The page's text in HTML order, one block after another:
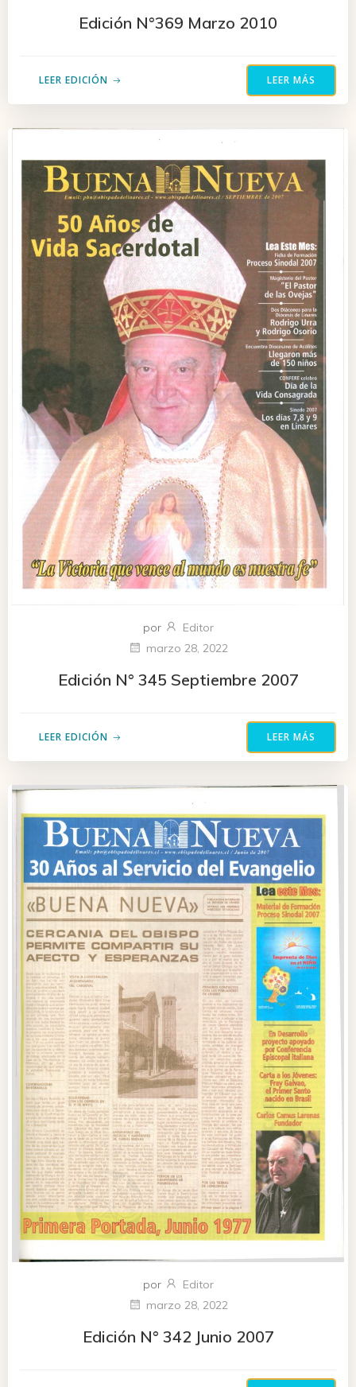
Edición N°369 Marzo 2010
LEER EDICIÓN LEER MÁS
por
Editor
marzo 28, 2022
Edición N° 345 Septiembre 2007
LEER EDICIÓN LEER MÁS
por
Editor
marzo 28, 2022
Edición N° 342 Junio 2007